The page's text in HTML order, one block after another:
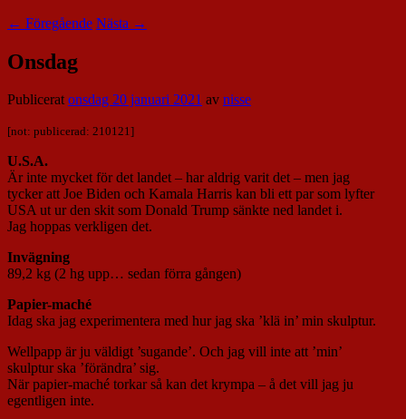
← Föregående Nästa →
Onsdag
Publiceratonsdag 20 januari 2021 av nisse
[not: publicerad: 210121]
U.S.A.
Är inte mycket för det landet – har aldrig varit det – men jag
tycker att Joe Biden och Kamala Harris kan bli ett par som lyfter
USA ut ur den skit som Donald Trump sänkte ned landet i.
Jag hoppas verkligen det.
Invägning
89,2 kg (2 hg upp… sedan förra gången)
Papier-maché
Idag ska jag experimentera med hur jag ska ’klä in’ min skulptur.
Wellpapp är ju väldigt ’sugande’. Och jag vill inte att ’min’
skulptur ska ’förändra’ sig.
När papier-maché torkar så kan det krympa – å det vill jag ju
egentligen inte.